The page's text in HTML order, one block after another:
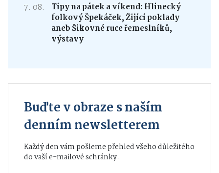
7. 08.
Tipy na pátek a víkend: Hlinecký
folkový Špekáček, Žijící poklady
aneb Šikovné ruce řemeslníků,
výstavy
Buďte v obraze s naším
denním newsletterem
Každý den vám pošleme přehled všeho důležitého
do vaší e-mailové schránky.